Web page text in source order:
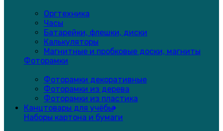
Оргтехника
Часы
Батарейки, флешки, диски
Калькуляторы
Магнитные и пробковые доски, магниты
Фоторамки
Фоторамки декоративные
Фоторамки из дерева
Фоторамки из пластика
Канцтовары для учёбы
Наборы картона и бумаги